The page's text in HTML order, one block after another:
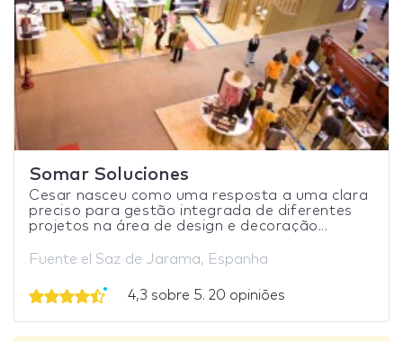
Somar Soluciones
Cesar nasceu como uma resposta a uma clara
preciso para gestão integrada de diferentes
projetos na área de design e decoração...
Fuente el Saz de Jarama, Espanha
4,3 sobre 5. 20 opiniões